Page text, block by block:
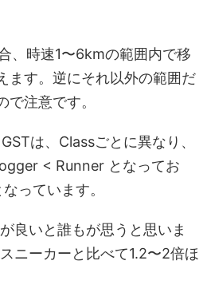
、時速1〜6kmの範囲内で移
ます。逆にそれ以外の範囲だ
で注意です。
は、Classごとに異なり、
< Runner となってお
っています。
良いと誰もが思うと思いま
ニーカーと比べて1.2〜2倍ほ